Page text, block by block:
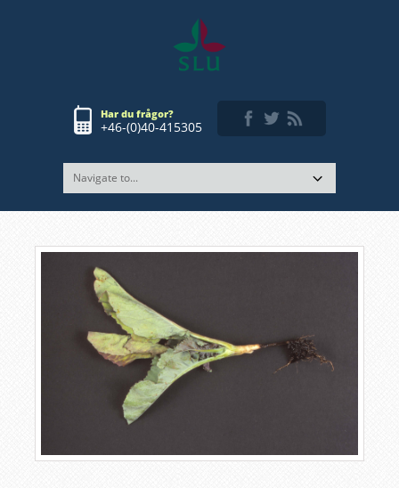
Har du frågor?
+46-(0)40-415305